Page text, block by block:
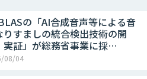
の「AI合成音声等による音
りすましの統合検出技術の開
実証」が総務省事業に採…
08/04